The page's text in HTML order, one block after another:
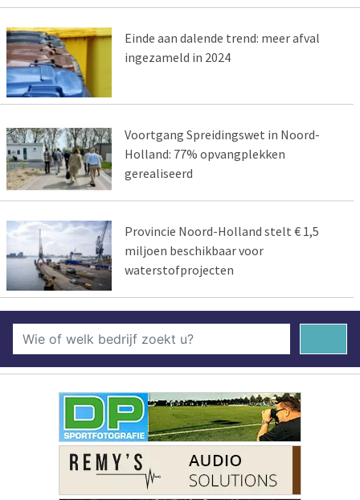
Einde aan dalende trend: meer afval
ingezameld in 2024
Voortgang Spreidingswet in Noord-
Holland: 77% opvangplekken
gerealiseerd
Provincie Noord-Holland stelt € 1,5
miljoen beschikbaar voor
waterstofprojecten